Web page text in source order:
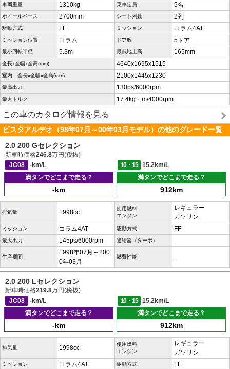
車両重量 1310kg 乗車定員 5名
ホイールベース 2700mm シート列数 2列
駆動方式 FF ミッション コラム4AT
ミッション位置 コラム ドア数 5ドア
最小回転半径 5.3m 最低地上高 165mm
全長x全幅x全高(mm) 4640x1695x1515
室内 全長x全幅x全高(mm) 2100x1445x1230
最高出力 130ps/6000rpm
最大トルク 17.4kg・m/4000rpm
この車のカタログ情報を見る
ビスタアルデオ（98年07月～00年03月モデル）の他のグレード一覧
2.0 200 Gセレクション
新車時価格246.8万円(税抜)
JC08
-km/L 10・15
15.2km/L
満タンでどこまで走る？
-km
満タンでどこまで走る？
912km
排気量 1998cc
使用燃料
エンジン
レギュラー
ガソリン
ミッション コラム4AT 駆動方式 FF
最大出力 145ps/6000rpm 過給器（ターボ） -
生産期間
1998年07月～200
0年03月
燃費性能 -
2.0 200 Lセレクション
新車時価格219.8万円(税抜)
JC08
-km/L 10・15
15.2km/L
満タンでどこまで走る？
-km
満タンでどこまで走る？
912km
排気量 1998cc
使用燃料
エンジン
レギュラー
ガソリン
ミッション コラム4AT 駆動方式 FF